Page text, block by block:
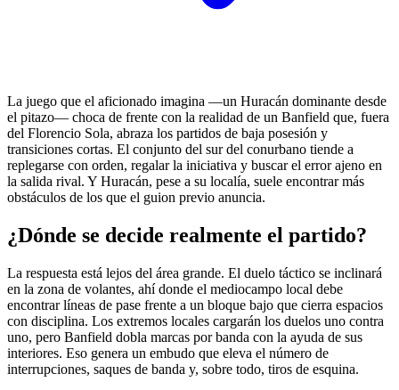
La juego que el aficionado imagina —un Huracán dominante desde
el pitazo— choca de frente con la realidad de un Banfield que, fuera
del Florencio Sola, abraza los partidos de baja posesión y
transiciones cortas. El conjunto del sur del conurbano tiende a
replegarse con orden, regalar la iniciativa y buscar el error ajeno en
la salida rival. Y Huracán, pese a su localía, suele encontrar más
obstáculos de los que el guion previo anuncia.
¿Dónde se decide realmente el partido?
La respuesta está lejos del área grande. El duelo táctico se inclinará
en la zona de volantes, ahí donde el mediocampo local debe
encontrar líneas de pase frente a un bloque bajo que cierra espacios
con disciplina. Los extremos locales cargarán los duelos uno contra
uno, pero Banfield dobla marcas por banda con la ayuda de sus
interiores. Eso genera un embudo que eleva el número de
interrupciones, saques de banda y, sobre todo, tiros de esquina.